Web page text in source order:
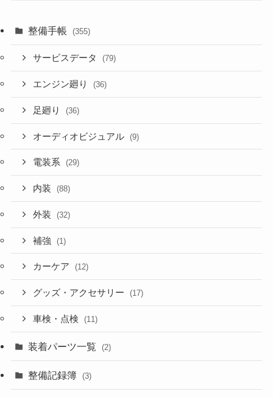
整備手帳 (355)
サービスデータ (79)
エンジン廻り (36)
足廻り (36)
オーディオビジュアル (9)
電装系 (29)
内装 (88)
外装 (32)
補強 (1)
カーケア (12)
グッズ・アクセサリー (17)
車検・点検 (11)
装着パーツ一覧 (2)
整備記録簿 (3)